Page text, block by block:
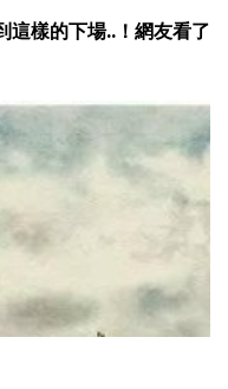
這樣的下場..！網友看了